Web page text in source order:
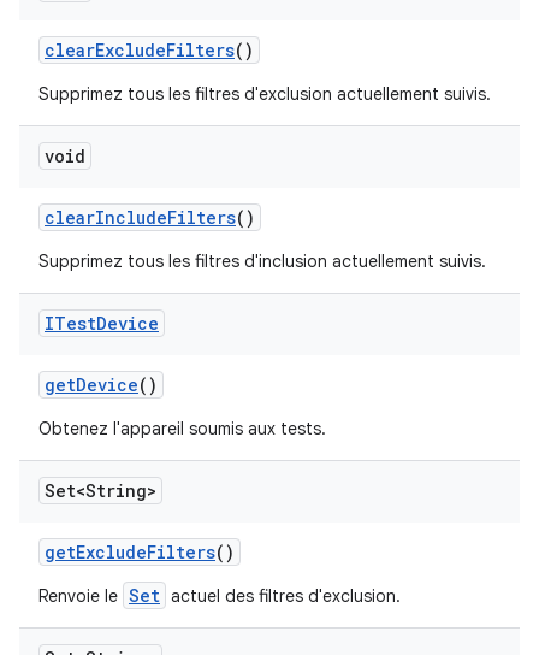
clearExcludeFilters()
Supprimez tous les filtres d'exclusion actuellement suivis.
void
clearIncludeFilters()
Supprimez tous les filtres d'inclusion actuellement suivis.
ITestDevice
getDevice()
Obtenez l'appareil soumis aux tests.
Set<String>
getExcludeFilters()
Renvoie le Set actuel des filtres d'exclusion.